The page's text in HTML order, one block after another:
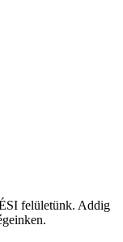
felületünk. Addig